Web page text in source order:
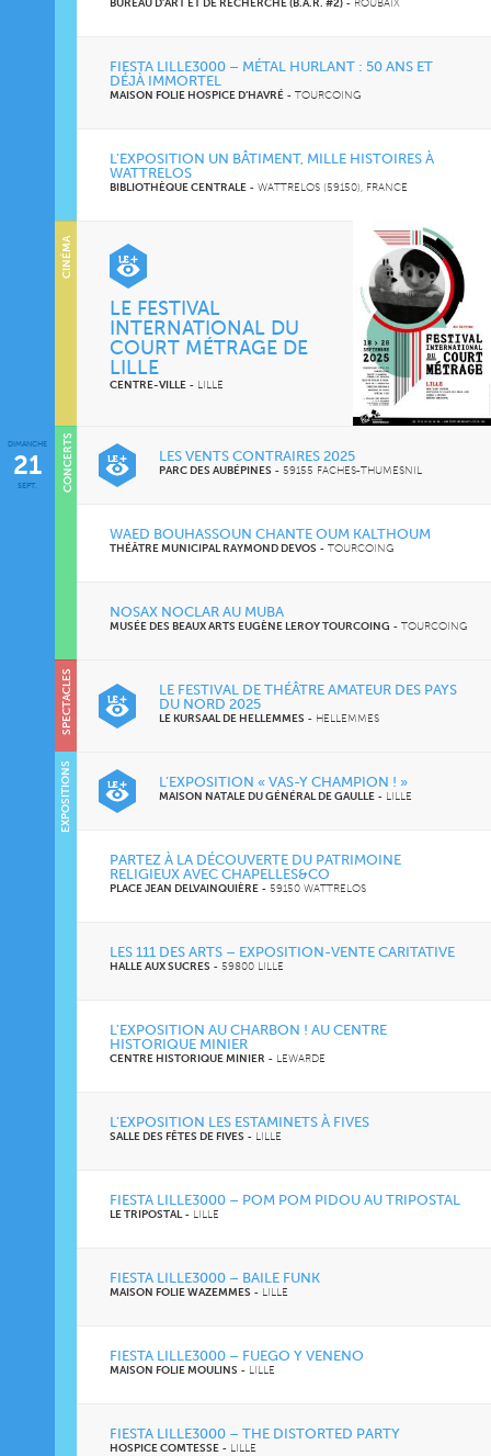
BUREAU D'ART ET DE RECHERCHE (B.A.R. #2) - ROUBAIX
FIESTA LILLE3000 – MÉTAL HURLANT : 50 ANS ET
DÉJÀ IMMORTEL
MAISON FOLIE HOSPICE D’HAVRÉ - TOURCOING
L’EXPOSITION UN BÂTIMENT, MILLE HISTOIRES À
WATTRELOS
BIBLIOTHÈQUE CENTRALE - WATTRELOS (59150), FRANCE
LE FESTIVAL
INTERNATIONAL DU
COURT MÉTRAGE DE
LILLE
CENTRE-VILLE - LILLE
CINÉMA
DIMANCHE
21
SEPT.
LES VENTS CONTRAIRES 2025
PARC DES AUBÉPINES - 59155 FACHES-THUMESNIL
WAED BOUHASSOUN CHANTE OUM KALTHOUM
THÉÂTRE MUNICIPAL RAYMOND DEVOS - TOURCOING
NOSAX NOCLAR AU MUBA
MUSÉE DES BEAUX ARTS EUGÈNE LEROY TOURCOING - TOURCOING
CONCERTS
SOIRÉES
LE FESTIVAL DE THÉÂTRE AMATEUR DES PAYS
DU NORD 2025
LE KURSAAL DE HELLEMMES - HELLEMMES
SPECTACLES
L’EXPOSITION « VAS-Y CHAMPION ! »
MAISON NATALE DU GÉNÉRAL DE GAULLE - LILLE
PARTEZ À LA DÉCOUVERTE DU PATRIMOINE
RELIGIEUX AVEC CHAPELLES&CO
PLACE JEAN DELVAINQUIÈRE - 59150 WATTRELOS
LES 111 DES ARTS – EXPOSITION-VENTE CARITATIVE
HALLE AUX SUCRES - 59800 LILLE
L’EXPOSITION AU CHARBON ! AU CENTRE
HISTORIQUE MINIER
CENTRE HISTORIQUE MINIER - LEWARDE
L’EXPOSITION LES ESTAMINETS À FIVES
SALLE DES FÊTES DE FIVES - LILLE
FIESTA LILLE3000 – POM POM PIDOU AU TRIPOSTAL
LE TRIPOSTAL- LILLE
FIESTA LILLE3000 – BAILE FUNK
MAISON FOLIE WAZEMMES - LILLE
FIESTA LILLE3000 – FUEGO Y VENENO
MAISON FOLIE MOULINS - LILLE
FIESTA LILLE3000 – THE DISTORTED PARTY
HOSPICE COMTESSE - LILLE
EXPOSITIONS